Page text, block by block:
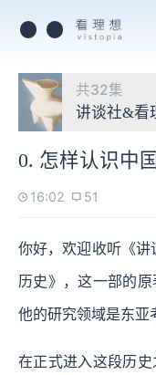
共32集
讲谈社&看
0. 怎样认识中
16:02 51
你好，欢迎收听《讲
历史》，这一部的原
他的研究领域是东亚
在正式进入这段历